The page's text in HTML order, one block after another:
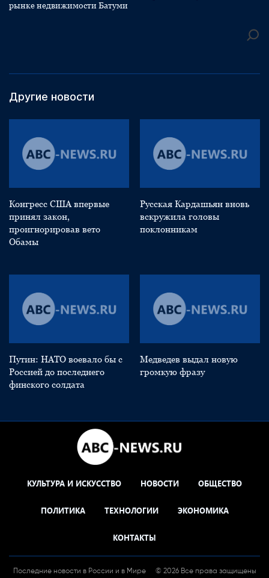
рынке недвижимости Батуми
Другие новости
Конгресс США впервые
принял закон,
проигнорировав вето
Обамы
Русская Кардашьян вновь
вскружила головы
поклонникам
Путин: НАТО воевало бы с
Россией до последнего
финского солдата
Медведев выдал новую
громкую фразу
КУЛЬТУРА И ИСКУССТВО НОВОСТИ ОБЩЕСТВО
ПОЛИТИКА ТЕХНОЛОГИИ ЭКОНОМИКА
КОНТАКТЫ
Последние новости в России и в Мире © 2026 Все права защищены